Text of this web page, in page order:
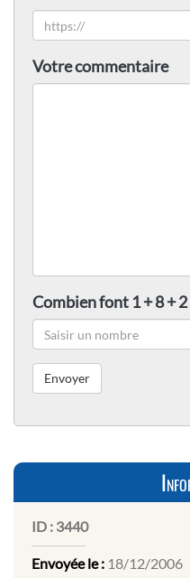
Votre commentaire
Combien font 1 + 8 + 2
ID : 3440
Envoyée le : 18/12/2006